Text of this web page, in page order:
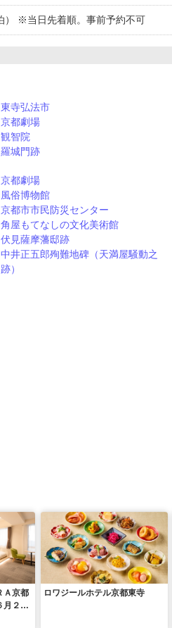
※当日先着順。事前予約不可
東寺弘法市
京都劇場
観智院
羅城門跡
京都劇場
風俗博物館
京都市市民防災センター
角屋もてなしの文化美術館
伏見薩摩藩邸跡
中井正五郎殉難地碑（天満屋騒動之
跡）
Ａ京都
月２２
ロワジールホテル京都東寺